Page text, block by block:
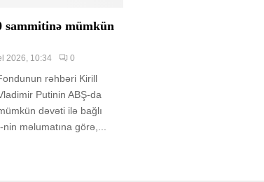
mümkün
2026, 10:34 0
rəhbəri Kirill
Putinin ABŞ-da
dəvəti ilə bağlı
məlumatına görə,...